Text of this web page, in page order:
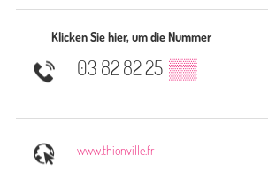
Klicken Sie hier, um die Nummer
03 82 82 25 ▒▒
www.thionville.fr